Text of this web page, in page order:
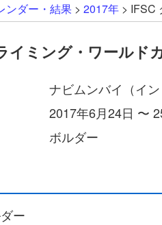
ンダー・結果 > 2017年 > IFSC
イミング・ワールド
ナビムンバイ（イン
2017年6月24日 〜
ボルダー
ー